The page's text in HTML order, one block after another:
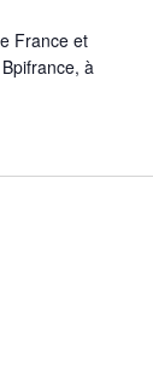
France et
à